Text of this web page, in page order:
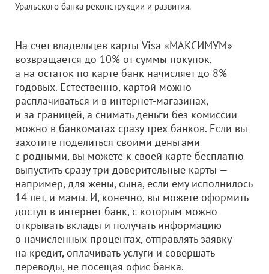
Уральского банка реконструкции и развития.
На счет владельцев карты Visa «МАКСИМУМ»
возвращается до 10% от суммы покупок,
а на остаток по карте банк начисляет до 8%
годовых. Естественно, картой можно
расплачиваться и в интернет-магазинах,
и за границей, а снимать деньги без комиссии
можно в банкоматах сразу трех банков. Если вы
захотите поделиться своими деньгами
с родными, вы можете к своей карте бесплатно
выпустить сразу три доверительные карты —
например, для жены, сына, если ему исполнилось
14 лет, и мамы. И, конечно, вы можете оформить
доступ в интернет-банк, с которым можно
открывать вклады и получать информацию
о начисленных процентах, отправлять заявку
на кредит, оплачивать услуги и совершать
переводы, не посещая офис банка.